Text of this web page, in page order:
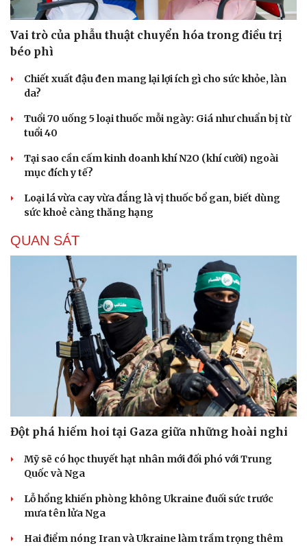
Cải chính
Vai trò của phẫu thuật chuyển hóa trong điều trị
béo phì
Chiết xuất đậu đen mang lại lợi ích gì cho sức khỏe, làn
da?
Tuổi 70 uống 5 loại thuốc mỗi ngày: Giá như chuẩn bị từ
tuổi 40
Tại sao cần cấm kinh doanh khí N2O (khí cười) ngoài
mục đích y tế?
Loại lá vừa cay vừa đắng là vị thuốc bổ gan, biết dùng
sức khoẻ càng thăng hạng
QUAN SÁT
Đột phá hiếm hoi tại Gaza giữa những hoài nghi
Mỹ sẽ có học thuyết hạt nhân mới đối phó với Trung
Quốc và Nga
Lỗ hổng khiến phòng không Ukraine đuối sức trước
mưa tên lửa Nga
Hai điểm nóng Iran và Ukraine làm trầm trọng thêm